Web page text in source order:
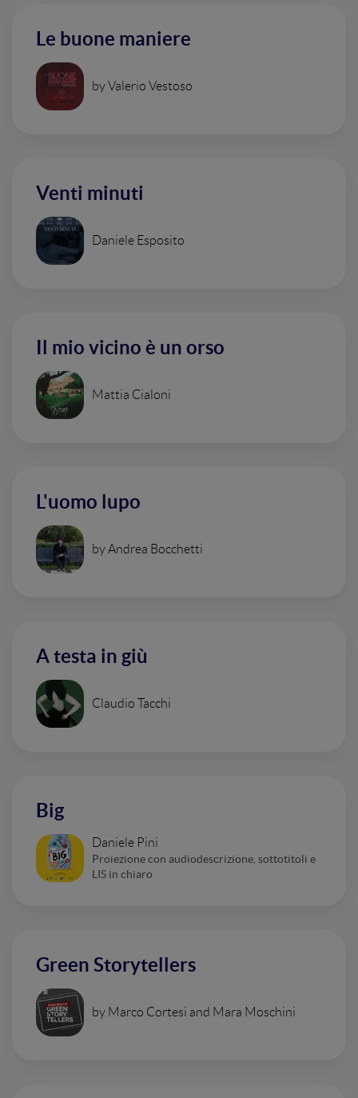
Le buone maniere
by Valerio Vestoso
Venti minuti
Daniele Esposito
Il mio vicino è un orso
Mattia Cialoni
L'uomo lupo
by Andrea Bocchetti
A testa in giù
Claudio Tacchi
Big
Daniele Pini
Proiezione con audiodescrizione, sottotitoli e
LIS in chiaro
Green Storytellers
by Marco Cortesi and Mara Moschini